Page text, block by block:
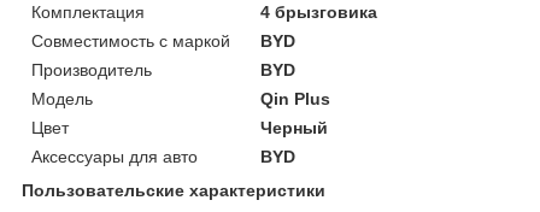
Комплектация
4 брызговика
Совместимость с маркой
BYD
Производитель
BYD
Модель
Qin Plus
Цвет
Черный
Аксессуары для авто
BYD
Пользовательские характеристики